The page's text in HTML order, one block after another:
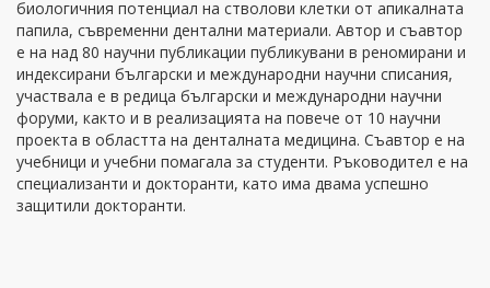
биологичния потенциал на стволови клетки от апикалната
папила, съвременни дентални материали. Автор и съавтор
е на над 80 научни публикации публикувани в реномирани и
индексирани български и международни научни списания,
участвала е в редица български и международни научни
форуми, както и в реализацията на повече от 10 научни
проекта в областта на денталната медицина. Съавтор е на
учебници и учебни помагала за студенти. Ръководител е на
специализанти и докторанти, като има двама успешно
защитили докторанти.